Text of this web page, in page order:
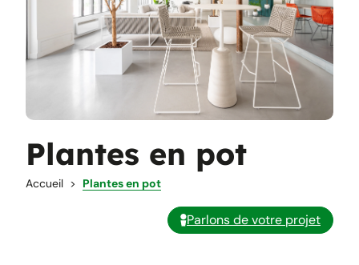
Plantes en pot
Accueil Plantes en pot
Parlons de votre projet